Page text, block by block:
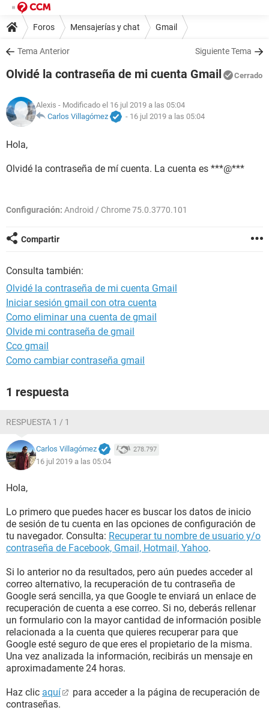
Foros Mensajerías y chat Gmail
Tema Anterior Siguiente Tema
Olvidé la contraseña de mi cuenta Gmail Cerrado
Alexis - Modificado el 16 jul 2019 a las 05:04
Carlos Villagómez
- 16 jul 2019 a las 05:04
Hola,
Olvidé la contraseña de mí cuenta. La cuenta es ***@***
Configuración: Android / Chrome 75.0.3770.101
Compartir
Consulta también:
Olvidé la contraseña de mi cuenta Gmail
Iniciar sesión gmail con otra cuenta
Como eliminar una cuenta de gmail
Olvide mi contraseña de gmail
Cco gmail
Como cambiar contraseña gmail
1 respuesta
RESPUESTA 1 / 1
Carlos Villagómez 278.797
16 jul 2019 a las 05:04
Hola,
Lo primero que puedes hacer es buscar los datos de inicio
de sesión de tu cuenta en las opciones de configuración de
tu navegador. Consulta: Recuperar tu nombre de usuario y/o
contraseña de Facebook, Gmail, Hotmail, Yahoo.
Si lo anterior no da resultados, pero aún puedes acceder al
correo alternativo, la recuperación de tu contraseña de
Google será sencilla, ya que Google te enviará un enlace de
recuperación de cuenta a ese correo. Si no, deberás rellenar
un formulario con la mayor cantidad de información posible
relacionada a la cuenta que quieres recuperar para que
Google esté seguro de que eres el propietario de la misma.
Una vez analizada la información, recibirás un mensaje en
aproximadamente 24 horas.
Haz clic aquí
para acceder a la página de recuperación de
contraseñas.